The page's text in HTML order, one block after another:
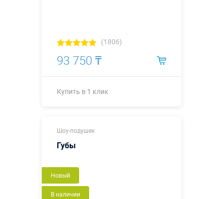
(1806)
93 750 ₸
Купить в 1 клик
Шоу-подушек
Губы
Новый
В наличии